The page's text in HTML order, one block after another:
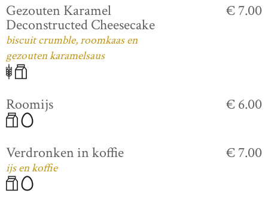
Gezouten Karamel
Deconstructed Cheesecake
biscuit crumble, roomkaas en
gezouten karamelsaus
€ 7.00
Roomijs € 6.00
Verdronken in koffie
ijs en koffie
€ 7.00